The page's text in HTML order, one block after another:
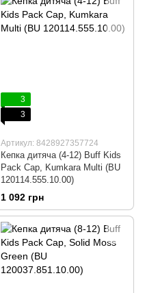
3
3
Артикул: 8428927357724
Кепка дитяча (4-12) Buff Kids
Pack Cap, Kumkara Multi (BU
120114.555.10.00)
1 092 грн